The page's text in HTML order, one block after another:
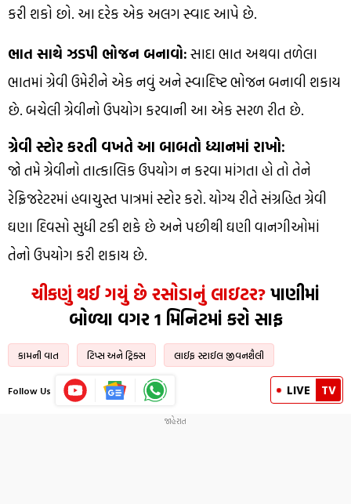
કરી શકો છો. આ દરેક એક અલગ સ્વાદ આપે છે.
ભાત સાથે ઝડપી ભોજન બનાવો:સાદા ભાત અથવા તળેલા
ભાતમાં ગ્રેવી ઉમેરીને એક નવું અને સ્વાદિષ્ટ ભોજન બનાવી શકાય
છે. બચેલી ગ્રેવીનો ઉપયોગ કરવાની આ એક સરળ રીત છે.
ગ્રેવી સ્ટોર કરતી વખતે આ બાબતો ધ્યાનમાં રાખો:
જો તમે ગ્રેવીનો તાત્કાલિક ઉપયોગ ન કરવા માંગતા હો તો તેને
રેફ્રિજરેટરમાં હવાચુસ્ત પાત્રમાં સ્ટોર કરો. યોગ્ય રીતે સંગ્રહિત ગ્રેવી
ઘણા દિવસો સુધી ટકી શકે છે અને પછીથી ઘણી વાનગીઓમાં
તેનો ઉપયોગ કરી શકાય છે.
ચીકણું થઈ ગયું છે રસોડાનું લાઇટર?પાણીમાં
બોળ્યા વગર 1 મિનિટમાં કરો સાફ
કામની વાત ટિપ્સ અને ટ્રિક્સ લાઈફ સ્ટાઈલ જીવનશૈલી
Follow Us LIVE TV